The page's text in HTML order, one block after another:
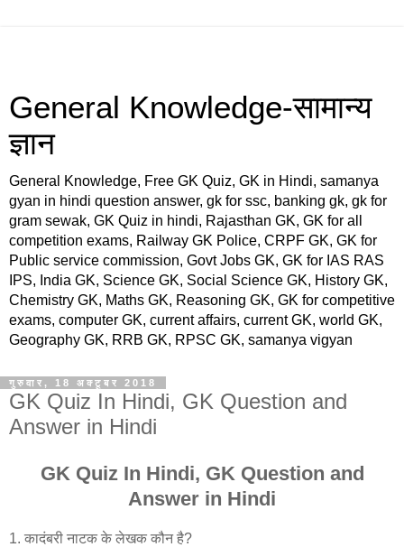
General Knowledge-सामान्य
ज्ञान
General Knowledge, Free GK Quiz, GK in Hindi, samanya
gyan in hindi question answer, gk for ssc, banking gk, gk for
gram sewak, GK Quiz in hindi, Rajasthan GK, GK for all
competition exams, Railway GK Police, CRPF GK, GK for
Public service commission, Govt Jobs GK, GK for IAS RAS
IPS, India GK, Science GK, Social Science GK, History GK,
Chemistry GK, Maths GK, Reasoning GK, GK for competitive
exams, computer GK, current affairs, current GK, world GK,
Geography GK, RRB GK, RPSC GK, samanya vigyan
गुरुवार, 18 अक्टूबर 2018
GK Quiz In Hindi, GK Question and
Answer in Hindi
GK Quiz In Hindi, GK Question and
Answer in Hindi
1. कादंबरी नाटक के लेखक कौन है?